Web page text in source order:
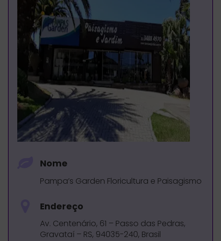
Nome
Pampa’s Garden Floricultura e Paisagismo
Endereço
Av. Centenário, 61 – Passo das Pedras,
Gravataí – RS, 94035-240, Brasil